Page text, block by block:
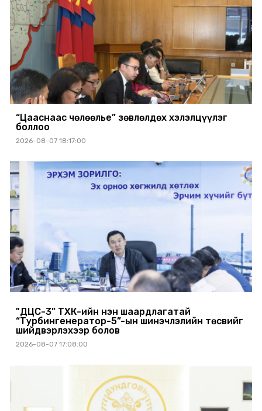
“Цааснаас чөлөөлье” зөвлөлдөх хэлэлцүүлэг
боллоо
2026-08-07 18:17:00
"ДЦС-3” ТӨХК-ийн нэн шаардлагатай
“Турбингенератор-5”-ын шинэчлэлийн төсвийг
шийдвэрлэхээр болов
2026-08-07 17:08:00